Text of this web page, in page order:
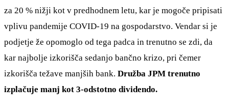
za 20 % nižji kot v predhodnem letu, kar je mogoče pripisati
vplivu pandemije COVID-19 na gospodarstvo. Vendar si je
podjetje že opomoglo od tega padca in trenutno se zdi, da
kar najbolje izkorišča sedanjo bančno krizo, pri čemer
izkorišča težave manjših bank. Družba JPM trenutno
izplačuje manj kot 3-odstotno dividendo.